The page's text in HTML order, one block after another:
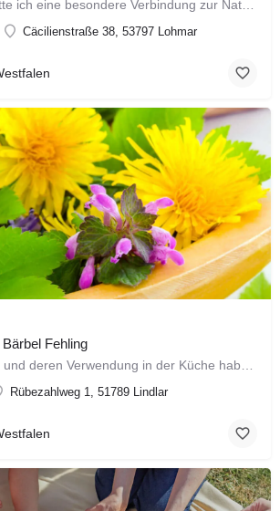
Cäcilienstraße 38, 53797 Lohmar
Fehling
Rübezahlweg 1, 51789 Lindlar